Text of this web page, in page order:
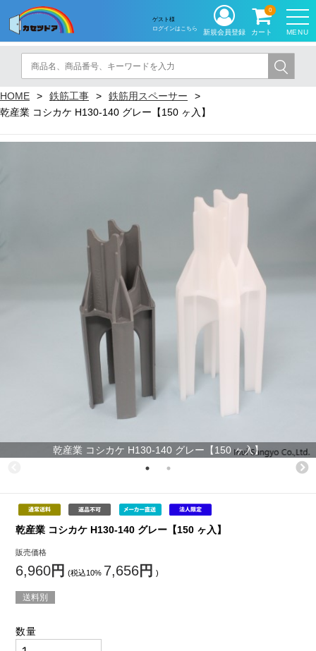
MENU
ゲスト様
ログインはこちら
新規会員登録 カート
0
HOME 鉄筋工事
鉄筋用スペーサー
乾産業 コシカケ H130-140 グレー【150 ヶ入】
乾産業 コシカケ H130-140 グレー【150 ヶ入】
乾産業 コシカケ H130-140 グレー【150 ヶ入】
販売価格
6,960円 (税込10% 7,656円 )
送料別
数量